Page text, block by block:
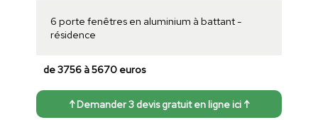
6 porte fenêtres en aluminium à battant -
résidence
de 3756 à 5670 euros
↑ Demander 3 devis gratuit en ligne ici ↑